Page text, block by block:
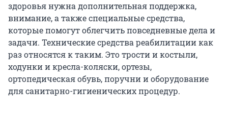
здоровья нужна дополнительная поддержка,
внимание, а также специальные средства,
которые помогут облегчить повседневные дела и
задачи. Технические средства реабилитации как
раз относятся к таким. Это трости и костыли,
ходунки и кресла-коляски, ортезы,
ортопедическая обувь, поручни и оборудование
для санитарно-гигиенических процедур.